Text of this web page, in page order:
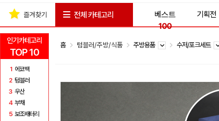
인기카테고리
TOP 10
1 에코백
2 텀블러
3 우산
4 부채
5 보조배터리
즐겨찾기 전체 카테고리
베스트
100
기획전
홈 텀블러/주방/식품 주방용품 수저/포크세트